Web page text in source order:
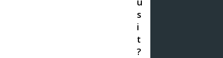
s
i
t
?